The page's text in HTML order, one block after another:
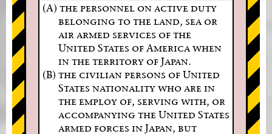
(A) the personnel on active duty
belonging to the land, sea or
air armed services of the
United States of America when
in the territory of Japan.
(B) the civilian persons of United
States nationality who are in
the employ of, serving with, or
accompanying the United States
armed forces in Japan, but